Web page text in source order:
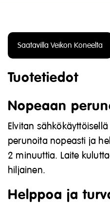
Saatavilla Veikon Koneelta
Tuotetiedot
Nopeaan
Elvitan
perunoita nopeasti ja
2 minuuttia. Laite
hiljainen.
Helppoa ja